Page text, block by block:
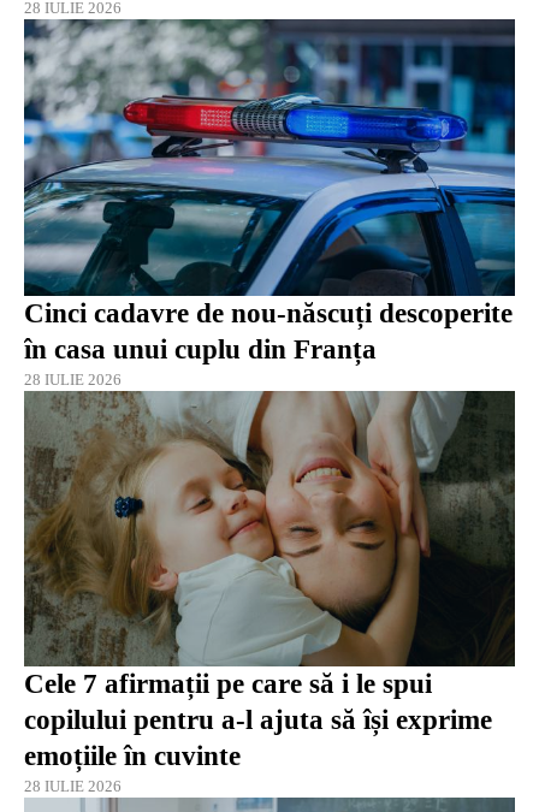
28 IULIE 2026
Cinci cadavre de nou-născuți descoperite
în casa unui cuplu din Franța
28 IULIE 2026
Cele 7 afirmații pe care să i le spui
copilului pentru a-l ajuta să își exprime
emoțiile în cuvinte
28 IULIE 2026